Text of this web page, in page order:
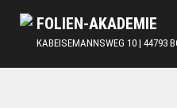
FOLIEN-AKADEMIE
KABEISEMANNSWEG 10 | 44793